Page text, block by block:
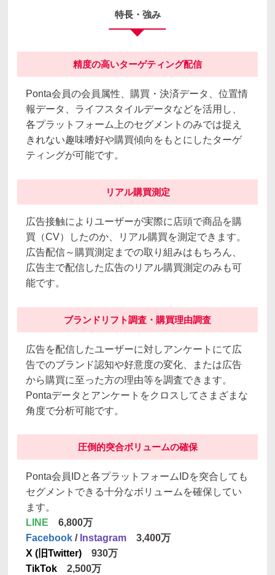
特長・強み
精度の高いターゲティング配信
Ponta会員の会員属性、購買・決済データ、位置情
報データ、ライフスタイルデータなどを活用し、
各プラットフォーム上のセグメントのみでは捉え
きれない趣味嗜好や購買傾向をもとにしたターゲ
ティングが可能です。
リアル購買測定
広告接触によりユーザーが実際に店頭で商品を購
買（CV）したのか、リアル購買を測定できます。
広告配信～購買測定までの取り組みはもちろん、
広告主で配信した広告のリアル購買測定のみも可
能です。
ブランドリフト調査・購買理由調査
広告を配信したユーザーに対しアンケートにて広
告でのブランド認知や好意度の変化、または広告
から購買に至った方の理由等を調査できます。
Pontaデータとアンケートをクロスしてさまざまな
角度で分析可能です。
圧倒的突合ボリュームの確保
Ponta会員IDと各プラットフォームIDを突合しても
セグメントできる十分なボリュームを確保してい
ます。
LINE 6,800万
Facebook/ Instagram3,400万
X (旧Twitter)930万
TikTok2,500万